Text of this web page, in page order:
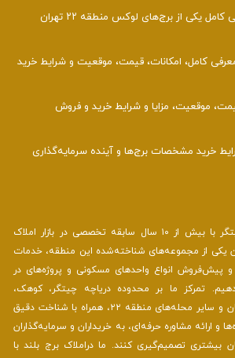
یکی از برج‌های لوکس منطقه ۲۲ تهران
کامل، امکانات، قیمت، موقعیت و شرایط خرید
ما در املاک برج بلند چیتگر با بیش از ۱۰ سال سابقه تخصصی در بازار املاک
عنوان یکی از مجموعه‌های شناخته‌شده این منطقه، خدمات
پیش‌فروش انواع واحدهای مسکونی و پروژه‌های در
تمرکز ما بر محدوده دریاچه چیتگر، کوهک،
مرواریدشهر، شهرک گلستان و سایر محله‌های منطقه ۲۲، همراه با شناخت دقیق
و ارائه مشاوره حرفه‌ای، به خریداران و سرمایه‌گذاران
تصمیم‌گیری کنند. ما دراملاک برج بلند با